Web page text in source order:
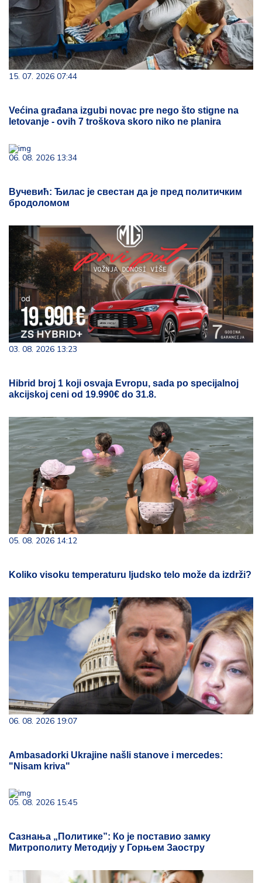
15. 07. 2026 07:44
Većina građana izgubi novac pre nego što stigne na
letovanje - ovih 7 troškova skoro niko ne planira
06. 08. 2026 13:34
Вучевић: Ђилас је свестан да је пред политичким
бродоломом
03. 08. 2026 13:23
Hibrid broj 1 koji osvaja Evropu, sada po specijalnoj
akcijskoj ceni od 19.990€ do 31.8.
05. 08. 2026 14:12
Koliko visoku temperaturu ljudsko telo može da izdrži?
06. 08. 2026 19:07
Ambasadorki Ukrajine našli stanove i mercedes:
"Nisam kriva"
05. 08. 2026 15:45
Сазнања „Политике”: Ко је поставио замку
Митрополиту Методију у Горњем Заостру